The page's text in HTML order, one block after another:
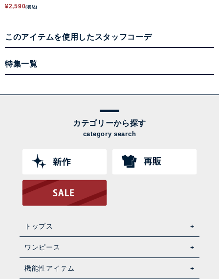
¥2,590(税込)
このアイテムを使用したスタッフコーデ
特集一覧
カテゴリーから探す
category search
トップス
ワンピース
機能性アイテム